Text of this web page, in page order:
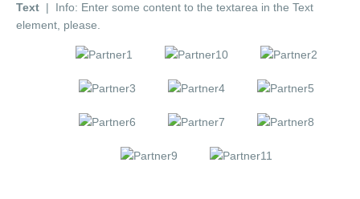
Text | Info: Enter some content to the textarea in the Text
element, please.